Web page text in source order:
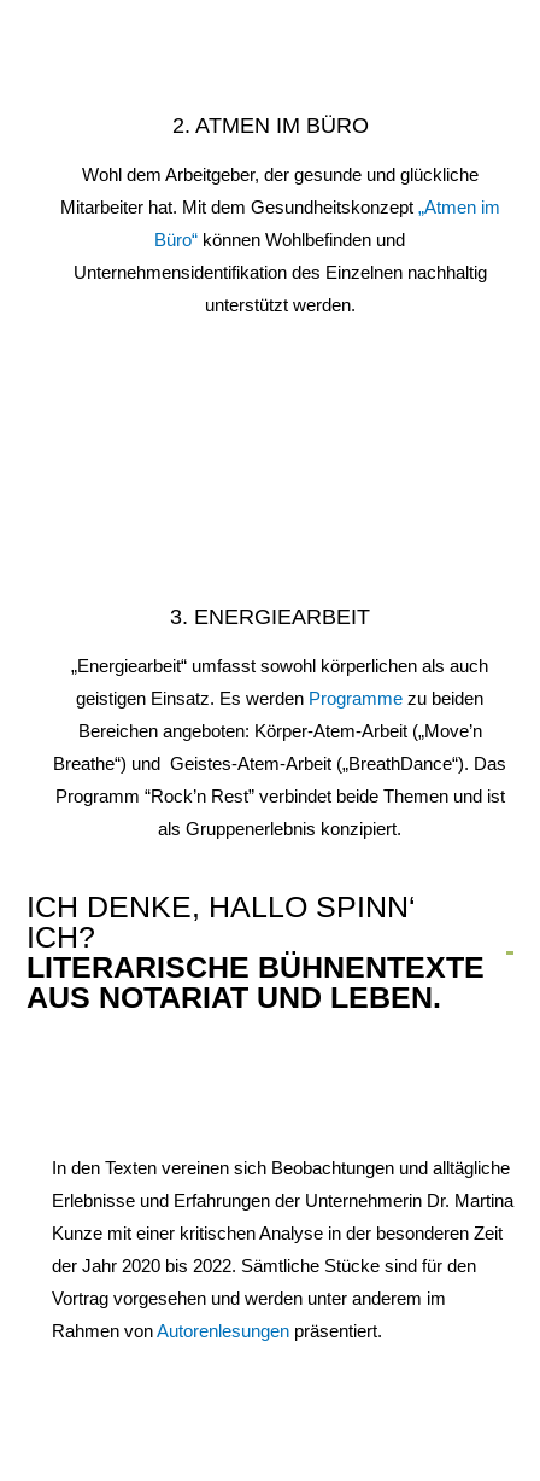
2. ATMEN IM BÜRO
Wohl dem Arbeitgeber, der gesunde und glückliche
Mitarbeiter hat. Mit dem Gesundheitskonzept „Atmen im
Büro“ können Wohlbefinden und
Unternehmensidentifikation des Einzelnen nachhaltig
unterstützt werden.
3. ENERGIEARBEIT
„Energiearbeit“ umfasst sowohl körperlichen als auch
geistigen Einsatz. Es werden Programme zu beiden
Bereichen angeboten: Körper-Atem-Arbeit („Move’n
Breathe“) und Geistes-Atem-Arbeit („BreathDance“). Das
Programm “Rock’n Rest” verbindet beide Themen und ist
als Gruppenerlebnis konzipiert.
ICH DENKE, HALLO SPINN‘
ICH?
LITERARISCHE BÜHNENTEXTE
AUS NOTARIAT UND LEBEN.
In den Texten vereinen sich Beobachtungen und alltägliche
Erlebnisse und Erfahrungen der Unternehmerin Dr. Martina
Kunze mit einer kritischen Analyse in der besonderen Zeit
der Jahr 2020 bis 2022. Sämtliche Stücke sind für den
Vortrag vorgesehen und werden unter anderem im
Rahmen vonAutorenlesungenpräsentiert.